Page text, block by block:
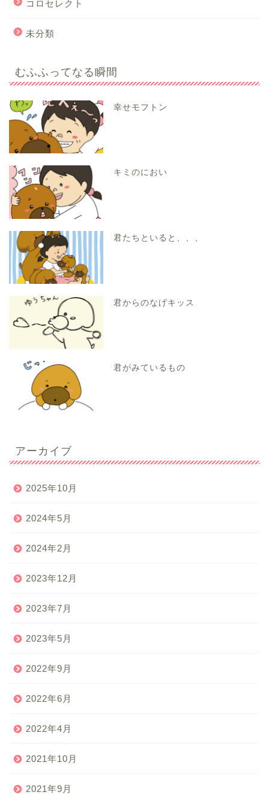
コロセレクト
未分類
むふふってなる瞬間
幸せモフトン
キミのにおい
君たちといると、、、
君からのなげキッス
君がみているもの
アーカイブ
2025年10月
2024年5月
2024年2月
2023年12月
2023年7月
2023年5月
2022年9月
2022年6月
2022年4月
2021年10月
2021年9月